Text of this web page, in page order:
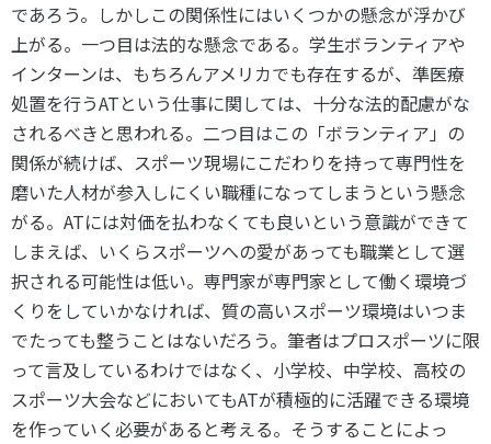
であろう。しかしこの関係性にはいくつかの懸念が浮かび
上がる。一つ目は法的な懸念である。学生ボランティアや
インターンは、もちろんアメリカでも存在するが、準医療
処置を行うATという仕事に関しては、十分な法的配慮がな
されるべきと思われる。二つ目はこの「ボランティア」の
関係が続けば、スポーツ現場にこだわりを持って専門性を
磨いた人材が参入しにくい職種になってしまうという懸念
がる。ATには対価を払わなくても良いという意識ができて
しまえば、いくらスポーツへの愛があっても職業として選
択される可能性は低い。専門家が専門家として働く環境づ
くりをしていかなければ、質の高いスポーツ環境はいつま
でたっても整うことはないだろう。筆者はプロスポーツに限
って言及しているわけではなく、小学校、中学校、高校の
スポーツ大会などにおいてもATが積極的に活躍できる環境
を作っていく必要があると考える。そうすることによっ